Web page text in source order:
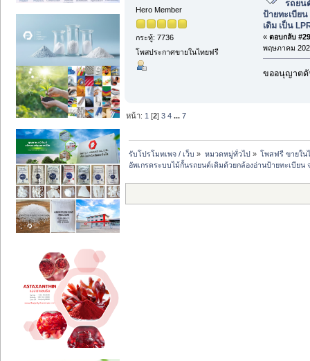
Hero Member
กระทู้: 7736
โพสประกาศขายในไทยฟรี
รถยน
ป้ายทะเบีย
เดิม เป็น
« ตอบกลับ
พฤษภาคม
ขออนุญาตดั
หน้า: 1 [2]3 4 ...7
รับโปรโมทเพจ / เว็บ » หมวดหมู่ทั่วไป» โพสฟรี ขายใน
อัพเกรดระบบไม้กั้นรถยนต์เดิมด้วยกล้องอ่านป้ายทะเบียน